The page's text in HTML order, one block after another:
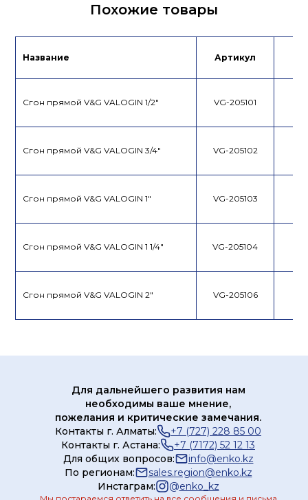
Декларация
Похожие товары
Название Артикул
Сгон прямой V&G VALOGIN 1/2" VG-205101
Сгон прямой V&G VALOGIN 3/4" VG-205102
Сгон прямой V&G VALOGIN 1" VG-205103
Сгон прямой V&G VALOGIN 1 1/4" VG-205104
Сгон прямой V&G VALOGIN 2" VG-205106
Для дальнейшего развития нам
необходимы ваше мнение,
пожелания и критические замечания.
Контакты г. Алматы:
+7 (727) 228 85 00
Контакты г. Астана:
+7 (7172) 52 12 13
Для общих вопросов:
info@enko.kz
По регионам:
sales.region@enko.kz
Инстаграм:
@enko_kz